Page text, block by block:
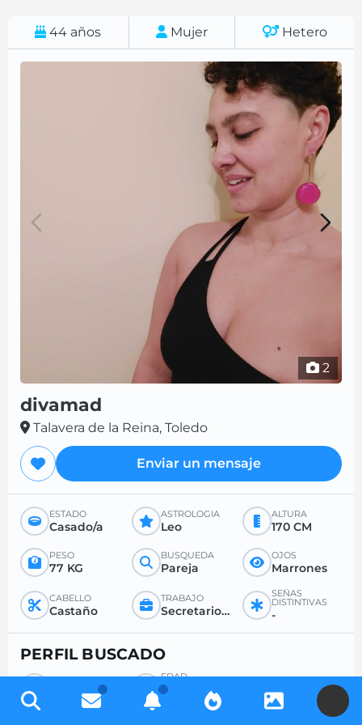
44 años Mujer Hetero
2
divamad
Talavera de la Reina, Toledo
Enviar un mensaje
ESTADO
Casado/a
ASTROLOGÍA
Leo
ALTURA
170 CM
PESO
77 KG
BÚSQUEDA
Pareja
OJOS
Marrones
CABELLO
Castaño
TRABAJO
Secretario/a / funcionario/a / maestro/a
SEÑAS
DISTINTIVAS
-
PERFIL BUSCADO
Hombre
EDAD
DESEADA
-